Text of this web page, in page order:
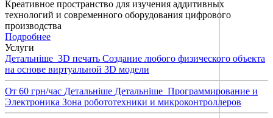
Креативное пространство для изучения аддитивных
технологий и современного оборудования цифрового
производства
Подробнее
Услуги
Детальнiше 3D печать Создание любого физического объекта
на основе виртуальной 3D модели
От 60 грн/час Детальнiше Детальнiше Программирование и
Электроника Зона робототехники и микроконтроллеров